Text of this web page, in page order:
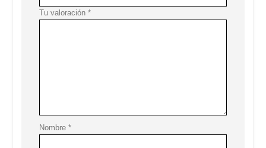
Tu valoración *
Nombre *